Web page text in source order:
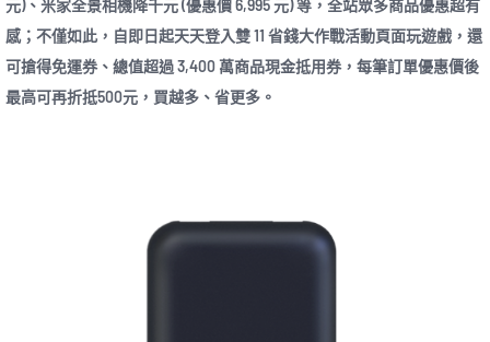
元)、米家全景相機降千元 (優惠價 6,995 元) 等，全站眾多商品優惠超有
感；不僅如此，自即日起天天登入雙 11 省錢大作戰活動頁面玩遊戲，還
可搶得免運券、總值超過 3,400 萬商品現金抵用券，每筆訂單優惠價後
最高可再折抵500元，買越多、省更多。